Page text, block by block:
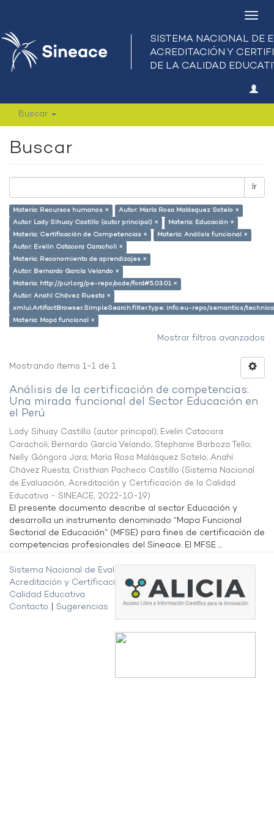
Buscar
Buscar
Ir
Materia: Recursos humanos ×
Autor: María Rosa Malásquez Sotelo ×
Autor: Lady Sihuay Castillo (autor principal) ×
Materia: Educación ×
Materia: Certificación de Competencias ×
Materia: Análisis funcional ×
Autor: Evelin Catacora Caracholi ×
Materia: Reconomiento de aprendizajes ×
Autor: Bernardo García Velando ×
Materia: http://purl.org/pe-repo/ocde/ford#5.03.01 ×
Autor: Anahí Chávez Ruesta ×
xmlui.ArtifactBrowser.SimpleSearch.filter.type: info:eu-repo/semantics/
Materia: Mapa funcional ×
Mostrar filtros avanzados
Mostrando ítems 1-1 de 1
Análisis de la certificación de competencias:
Una mirada funcional del Sector Educación en
el Perú
Lady Sihuay Castillo (autor principal); Evelin Catacora
Caracholi; Bernardo García Velando; Stephanie Barboza Tello;
Nelly Góngora Jara; María Rosa Malásquez Sotelo; Anahí
Chávez Ruesta; Cristhian Pacheco Castillo (Sistema Nacional
de Evaluación, Acreditación y Certificación de la Calidad
Educativa - SINEACE, 2022-10-19)
El presente documento describe al sector Educación y
desarrolla un instrumento denominado “Mapa Funcional
Sectorial de Educación” (MFSE) para fines de certificación de
competencias profesionales del Sineace. El MFSE ...
Sistema Nacional de Evaluación,
Acreditación y Certificación de la
Calidad Educativa
Contacto
Sugerencias